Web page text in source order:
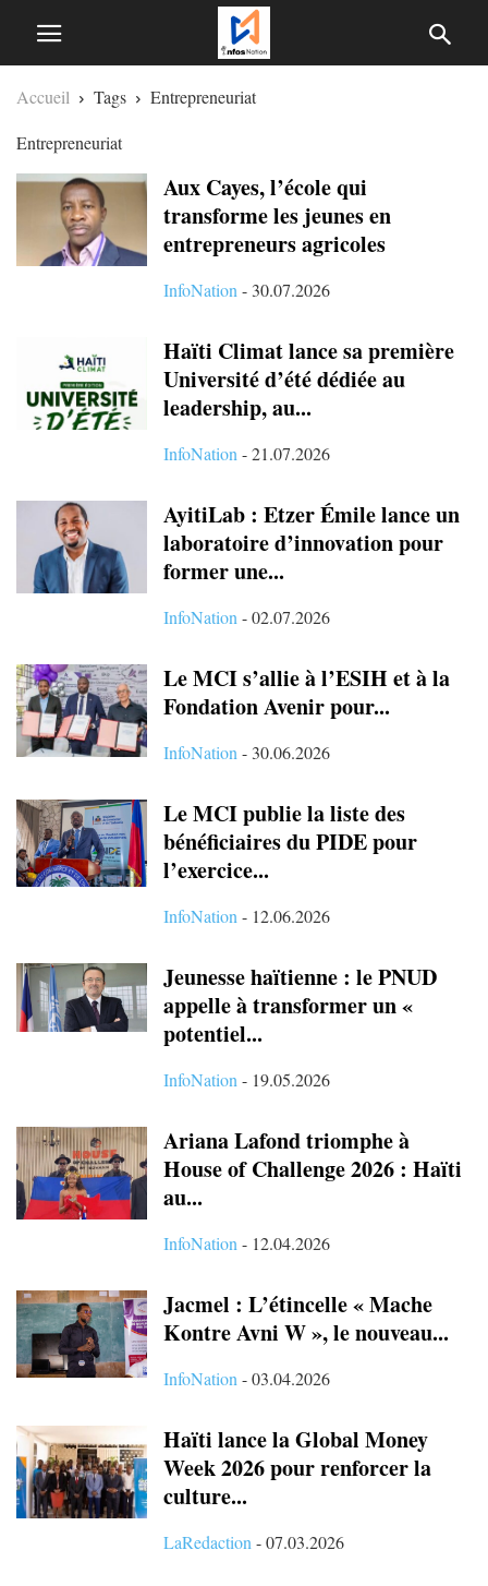
Accueil Tags
Entrepreneuriat
Entrepreneuriat
Aux Cayes, l’école qui
transforme les jeunes en
entrepreneurs agricoles
InfoNation - 30.07.2026
Haïti Climat lance sa première
Université d’été dédiée au
leadership, au...
InfoNation -21.07.2026
AyitiLab : Etzer Émile lance un
laboratoire d’innovation pour
former une...
InfoNation -02.07.2026
Le MCI s’allie à l’ESIH et à la
Fondation Avenir pour...
InfoNation - 30.06.2026
Le MCI publie la liste des
bénéficiaires du PIDE pour
l’exercice...
InfoNation - 12.06.2026
Jeunesse haïtienne : le PNUD
appelle à transformer un «
potentiel...
InfoNation - 19.05.2026
Ariana Lafond triomphe à
House of Challenge 2026 : Haïti
au...
InfoNation - 12.04.2026
Jacmel : L’étincelle « Mache
Kontre Avni W », le nouveau...
InfoNation -03.04.2026
Haïti lance la Global Money
Week 2026 pour renforcer la
culture...
LaRedaction -07.03.2026